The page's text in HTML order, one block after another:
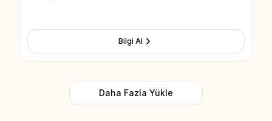
Bilgi Al
Daha Fazla Yükle